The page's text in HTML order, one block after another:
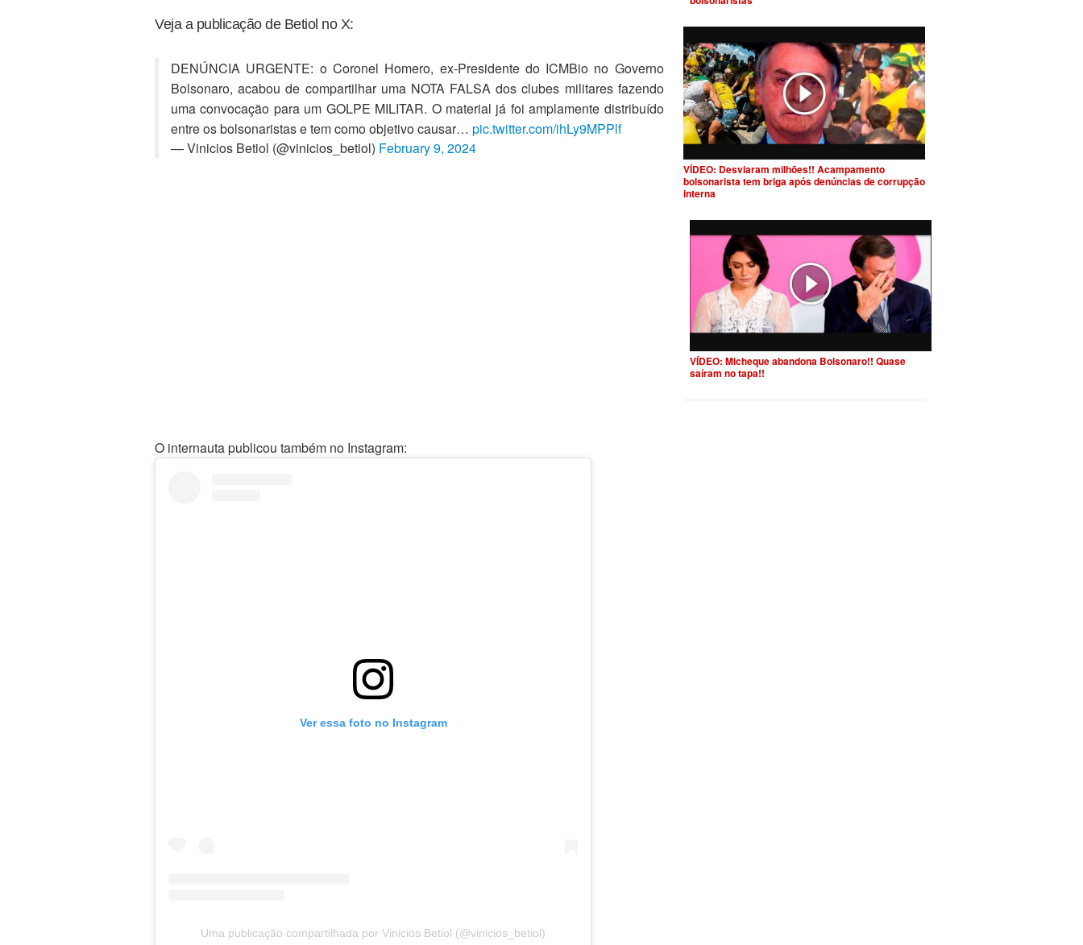
Veja a publicação de Betiol no X:
DENÚNCIA URGENTE: o Coronel Homero, ex-Presidente do ICMBio no Governo
Bolsonaro, acabou de compartilhar uma NOTA FALSA dos clubes militares fazendo
uma convocação para um GOLPE MILITAR. O material já foi amplamente distribuído
entre os bolsonaristas e tem como objetivo causar… pic.twitter.com/ihLy9MPPlf
— Vinicios Betiol (@vinicios_betiol) February 9, 2024
O internauta publicou também no Instagram:
Ver essa foto no Instagram
Uma publicação compartilhada por Vinicios Betiol (@vinicios_betiol)
VÍDEO: Desviaram milhões!! Acampamento
bolsonarista tem briga após denúncias de corrupção
interna
VÍDEO: Micheque abandona Bolsonaro!! Quase
saíram no tapa!!